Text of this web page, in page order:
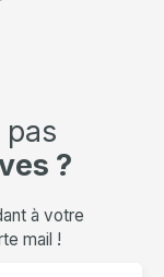
pas
?
à votre
mail !